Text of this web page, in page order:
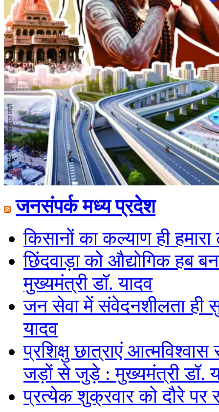
जनसंपर्क मध्य प्रदेश
किसानों का कल्याण ही
छिंदवाड़ा को औद्योगिक हब
मुख्यमंत्री डॉ. यादव
जन सेवा में संवेदनशीलता ही
यादव
प्रशिक्षु छात्राएं
जड़ों से जुड़े : मुख्यमंत्री डॉ.
प्रत्येक शुक्रवार को दौरे पर